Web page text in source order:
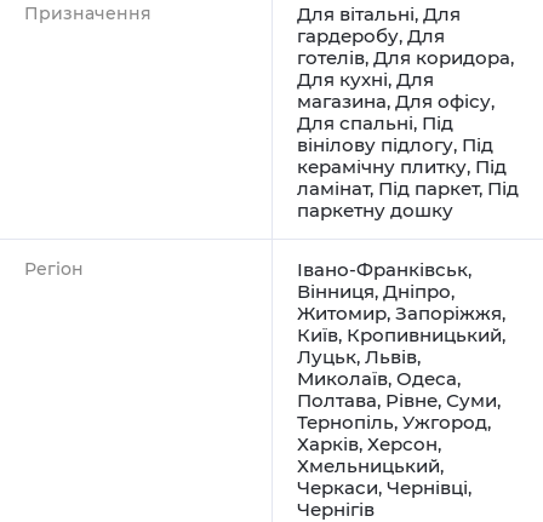
Призначення Для вітальні, Для
гардеробу, Для
готелів, Для коридора,
Для кухні, Для
магазина, Для офісу,
Для спальні, Під
вінілову підлогу, Під
керамічну плитку, Під
ламінат, Під паркет, Під
паркетну дошку
Регіон Івано-Франківськ,
Вінниця, Дніпро,
Житомир, Запоріжжя,
Київ, Кропивницький,
Луцьк, Львів,
Миколаїв, Одеса,
Полтава, Рівне, Суми,
Тернопіль, Ужгород,
Харків, Херсон,
Хмельницький,
Черкаси, Чернівці,
Чернігів